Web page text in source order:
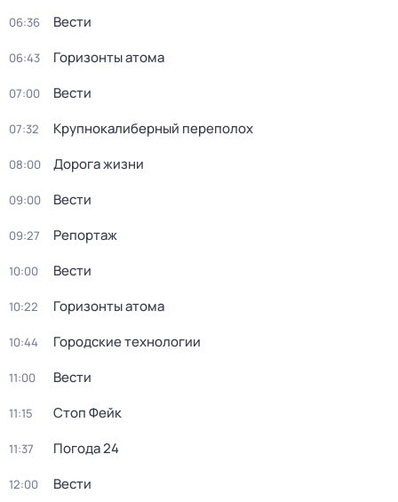
06:36 Вести
06:43 Горизонты атома
07:00 Вести
07:32 Крупнокалиберный переполох
08:00 Дорога жизни
09:00 Вести
09:27 Репортаж
10:00 Вести
10:22 Горизонты атома
10:44 Городские технологии
11:00 Вести
11:15 Стоп Фейк
11:37 Погода 24
12:00 Вести